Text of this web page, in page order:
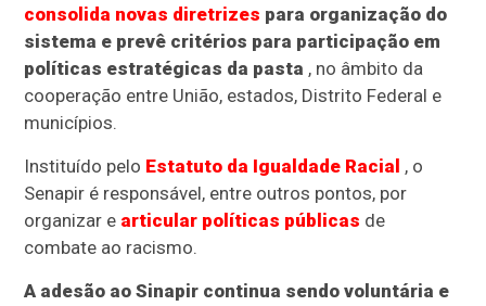
consolida novas diretrizes para organização do
sistema e prevê critérios para participação em
políticas estratégicas da pasta , no âmbito da
cooperação entre União, estados, Distrito Federal e
municípios.
Instituído pelo Estatuto da Igualdade Racial , o
Senapir é responsável, entre outros pontos, por
organizar e articular políticas públicas de
combate ao racismo.
A adesão ao Sinapir continua sendo voluntária e